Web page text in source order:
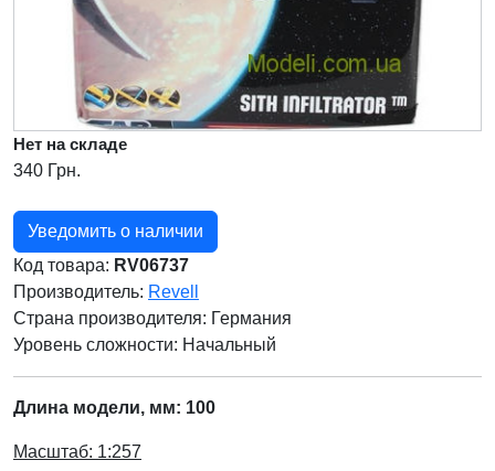
Нет на складе
340 Грн.
Уведомить о наличии
Код товара: RV06737
Производитель: Revell
Страна производителя: Германия
Уровень сложности: Начальный
Длина модели, мм: 100
Масштаб: 1:257